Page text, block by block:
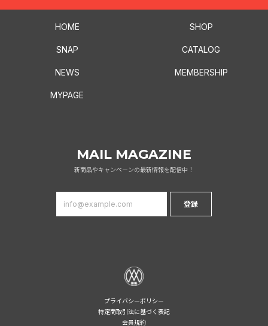
HOME SHOP
SNAP CATALOG
NEWS MEMBERSHIP
MYPAGE
MAIL MAGAZINE
新商品やキャンペーンの最新情報を配信中！
登録
プライバシーポリシー
特定商取引法に基づく表記
会員規約